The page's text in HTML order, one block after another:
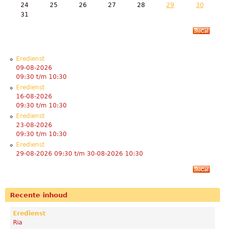
24
25 26 27 28 29
30
31
Eredienst
09-08-2026
09:30 t/m 10:30
Eredienst
16-08-2026
09:30 t/m 10:30
Eredienst
23-08-2026
09:30 t/m 10:30
Eredienst
29-08-2026 09:30 t/m 30-08-2026 10:30
Recente inhoud
Eredienst
Ria